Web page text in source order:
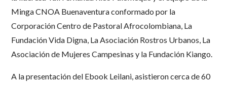
Minga CNOA Buenaventura conformado por la
Corporación Centro de Pastoral Afrocolombiana, La
Fundación Vida Digna, La Asociación Rostros Urbanos, La
Asociación de Mujeres Campesinas y la Fundación Kiango.
A la presentación del Ebook Leilani, asistieron cerca de 60